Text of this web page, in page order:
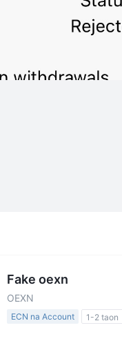
Fake oexn
OEXN
ECN na Account
1-2 taon